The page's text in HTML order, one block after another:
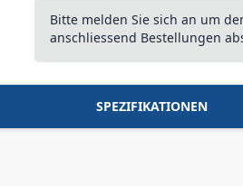
Bitte melden Sie sich an um
anschliessend Bestellungen
SPEZIFIKATIONEN